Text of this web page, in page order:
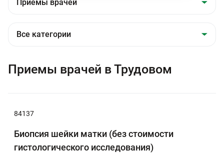
Приемы врачей в Трудовом
84137
Биопсия шейки матки (без стоимости
гистологического исследования)